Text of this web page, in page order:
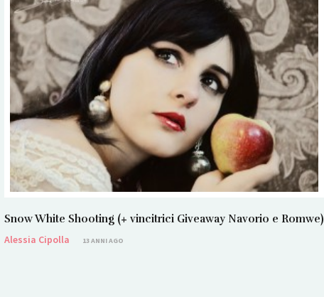
Snow White Shooting (+ vincitrici Giveaway Navorio e Romwe)
Alessia Cipolla
13 ANNI AGO